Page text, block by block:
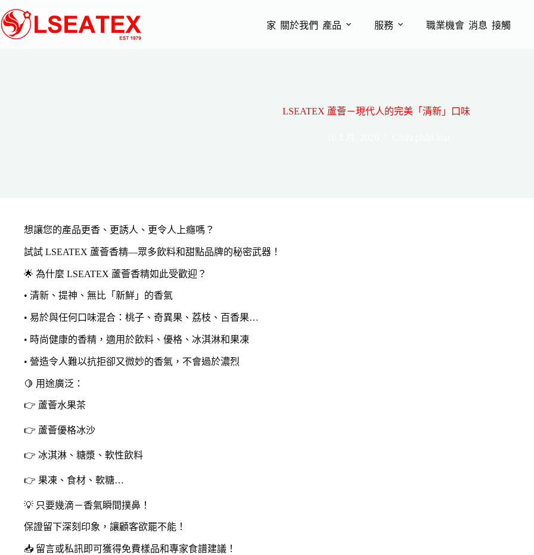
至
主
家 關於我們 產品 服務 職業機會 消息 接觸
LSEATEX 蘆薈－現代人的完美「清新」口味
想讓您的產品更香、更誘人、更令人上癮嗎？
試試 LSEATEX 蘆薈香精—眾多飲料和甜點品牌的秘密武器！
🌟 為什麼 LSEATEX 蘆薈香精如此受歡迎？
• 清新、提神、無比「新鮮」的香氣
• 易於與任何口味混合：桃子、奇異果、荔枝、百香果…
• 時尚健康的香精，適用於飲料、優格、冰淇淋和果凍
• 營造令人難以抗拒卻又微妙的香氣，不會過於濃烈
🍋 用途廣泛：
👉 蘆薈水果茶
👉 蘆薈優格冰沙
👉 冰淇淋、糖漿、軟性飲料
👉 果凍、食材、軟糖…
💡 只要幾滴－香氣瞬間撲鼻！
保證留下深刻印象，讓顧客欲罷不能！
📥 留言或私訊即可獲得免費樣品和專家食譜建議！